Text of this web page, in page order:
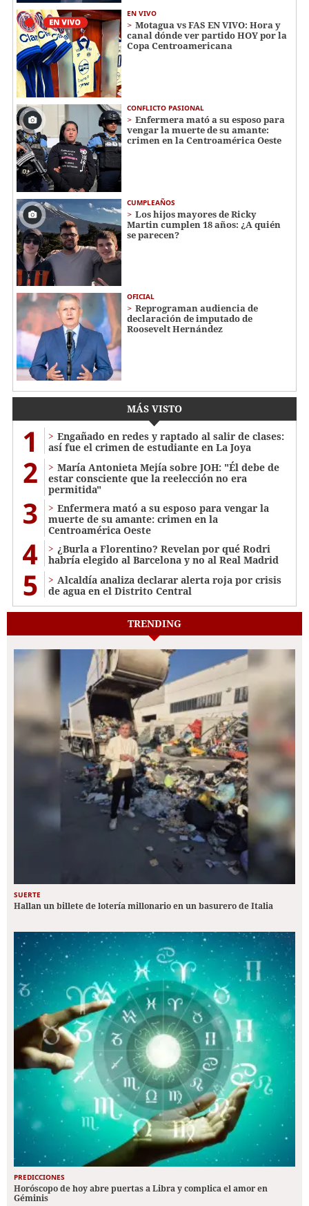
EN VIVO
Motagua vs FAS EN VIVO: Hora y
canal dónde ver partido HOY por la
Copa Centroamericana
CONFLICTO PASIONAL
Enfermera mató a su esposo para
vengar la muerte de su amante:
crimen en la Centroamérica Oeste
CUMPLEAÑOS
Los hijos mayores de Ricky
Martin cumplen 18 años: ¿A quién
se parecen?
OFICIAL
Reprograman audiencia de
declaración de imputado de
Roosevelt Hernández
MÁS VISTO
1
Engañado en redes y raptado al salir de clases:
así fue el crimen de estudiante en La Joya
2
María Antonieta Mejía sobre JOH: "Él debe de
estar consciente que la reelección no era
permitida"
3
Enfermera mató a su esposo para vengar la
muerte de su amante: crimen en la
Centroamérica Oeste
4
¿Burla a Florentino? Revelan por qué Rodri
habría elegido al Barcelona y no al Real Madrid
5
Alcaldía analiza declarar alerta roja por crisis
de agua en el Distrito Central
TRENDING
SUERTE
Hallan un billete de lotería millonario en un basurero de Italia
PREDICCIONES
Horóscopo de hoy abre puertas a Libra y complica el amor en
Géminis